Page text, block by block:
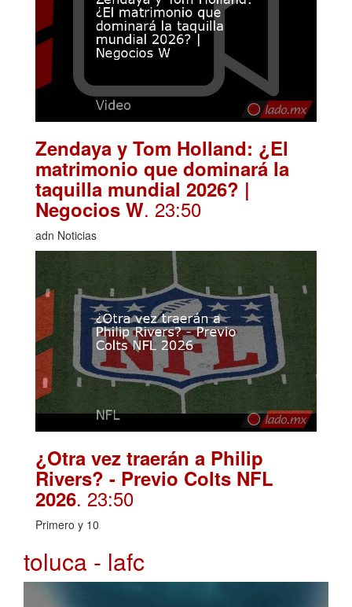
Zendaya y Tom Holland: ¿El
matrimonio que dominará la
taquilla mundial 2026? |
Negocios W. 23:50
adn Noticias
¿Otra vez traerán a Philip
Rivers? - Previo Colts NFL
2026. 23:50
Primero y 10
toluca - lafc